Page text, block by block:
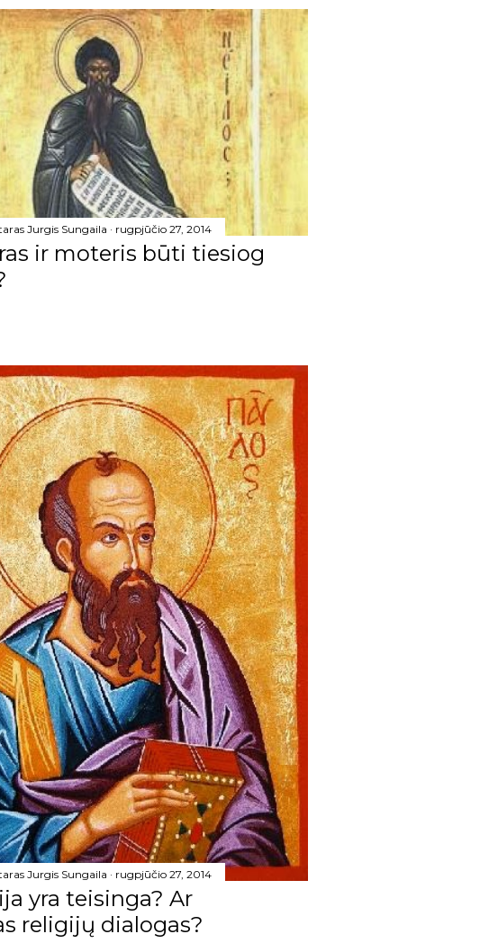
18
12
17
14
15
28
34
29
17
19
14
12
31
22
25
20
16
178
25
17
14
Jurgis Sungaila rugpjūčio 27, 2014
ir moteris būti tiesiog
Jurgis Sungaila rugpjūčio 27, 2014
yra teisinga? Ar
religijų dialogas?